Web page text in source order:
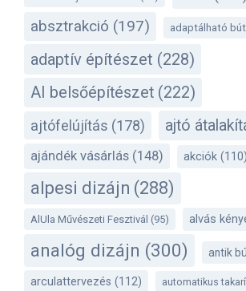
absztrakció (197) adaptálható
adaptív építészet (228)
AI belsőépítészet (222)
ajtófelújítás (178) ajtó
ajándék vásárlás (148) akciók (110)
alpesi dizájn (288)
AlUla Művészeti Fesztivál (95) alvás
analóg dizájn (300) antik
arculattervezés (112) automatikus